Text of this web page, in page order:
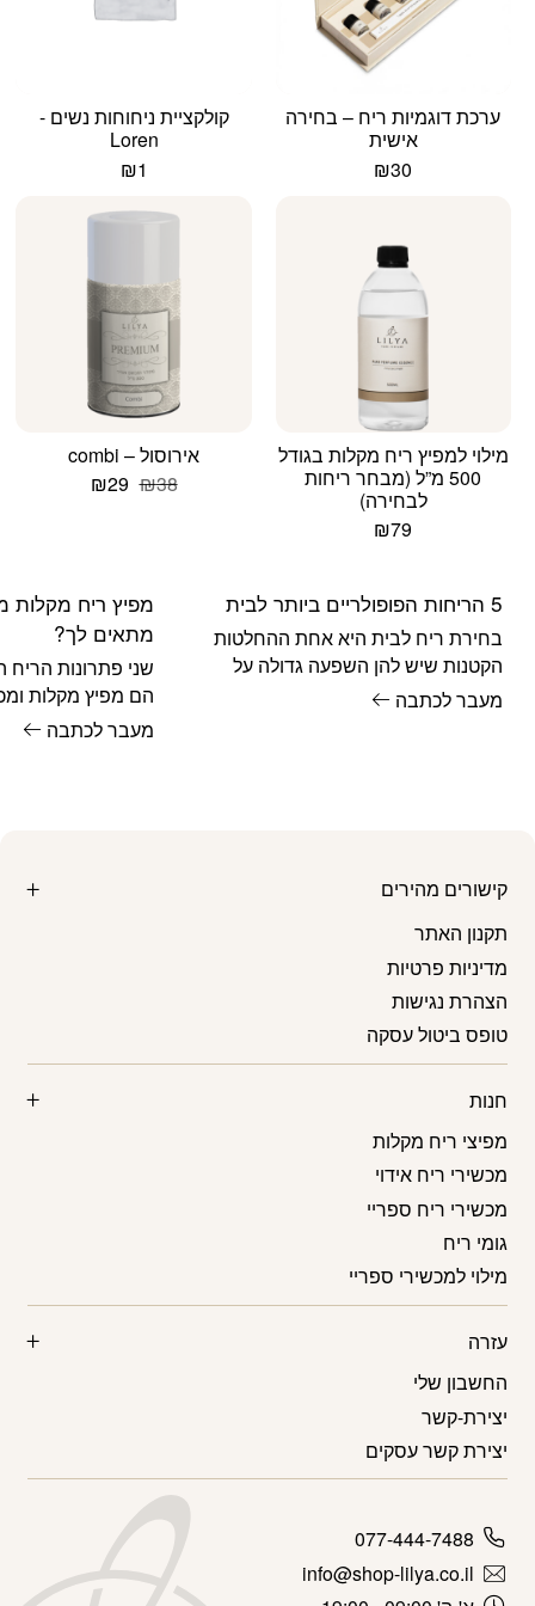
ערכת דוגמיות ריח – בחירה
אישית
₪30
קולקציית ניחוחות נשים -
Loren
₪1
מילוי למפיץ ריח מקלות בגודל
500 מ”ל (מבחר ריחות
לבחירה)
₪79
אירוסול – combi
₪38
המחיר
₪29
5 הריחות הפופולריים ביותר לבית
בחירת ריח לבית היא אחת ההחלטות
הקטנות שיש להן השפעה גדולה על
האווירה. הריח הנכון יכול לגרום לכל מי
מעבר לכתבה
מפיץ ריח מקלות
מתאים לך?
שני פתרונות הריח
הם מפיץ מקלות
אחד יתרונות
מעבר לכתבה
קישורים מהירים
תקנון האתר
מדיניות פרטיות
הצהרת נגישות
טופס ביטול עסקה
חנות
מפיצי ריח מקלות
מכשירי ריח אידוי
מכשירי ריח ספריי
גומי ריח
מילוי למכשירי ספריי
עזרה
החשבון שלי
יצירת-קשר
יצירת קשר עסקים
077-444-7488
info@shop-lilya.co.il